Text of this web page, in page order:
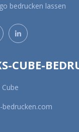
bedrucken lassen
CUBE-
bedrucken.com